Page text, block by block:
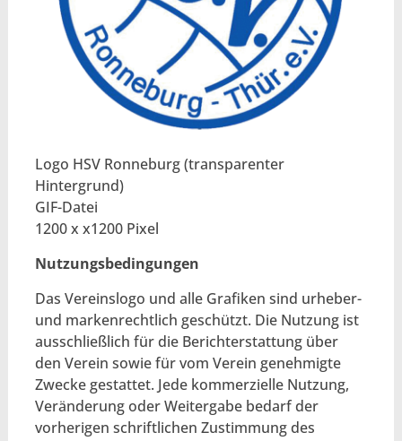
Logo HSV Ronneburg (transparenter
Hintergrund)
GIF-Datei
1200 x x1200 Pixel
Nutzungsbedingungen
Das Vereinslogo und alle Grafiken sind urheber-
und markenrechtlich geschützt. Die Nutzung ist
ausschließlich für die Berichterstattung über
den Verein sowie für vom Verein genehmigte
Zwecke gestattet. Jede kommerzielle Nutzung,
Veränderung oder Weitergabe bedarf der
vorherigen schriftlichen Zustimmung des